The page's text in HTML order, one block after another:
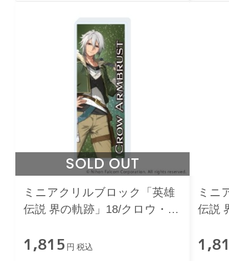
SOLD OUT
ミニアクリルブロック「英雄
伝説 界の軌跡」18/クロウ・ア
1,815 円 税込
ミニ
伝説